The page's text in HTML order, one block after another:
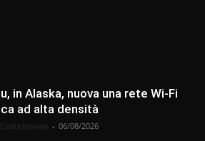
in Alaska, nuova una rete Wi-Fi
ad alta densità
- 06/08/2026